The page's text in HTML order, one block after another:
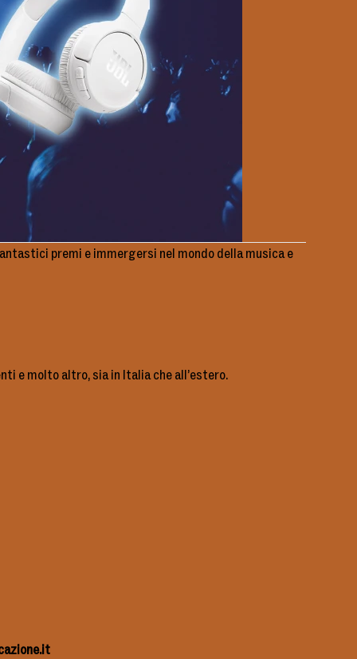
premi e immergersi nel mondo della musica e
e molto altro, sia in Italia che all’estero.